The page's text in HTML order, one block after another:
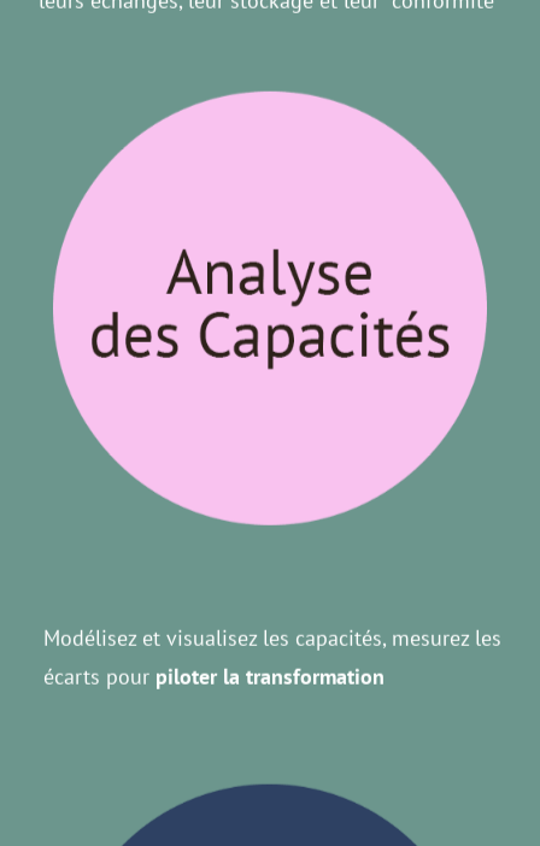
Modélisez et visualisez les capacités, mesurez les
écarts pour
piloter la transformation